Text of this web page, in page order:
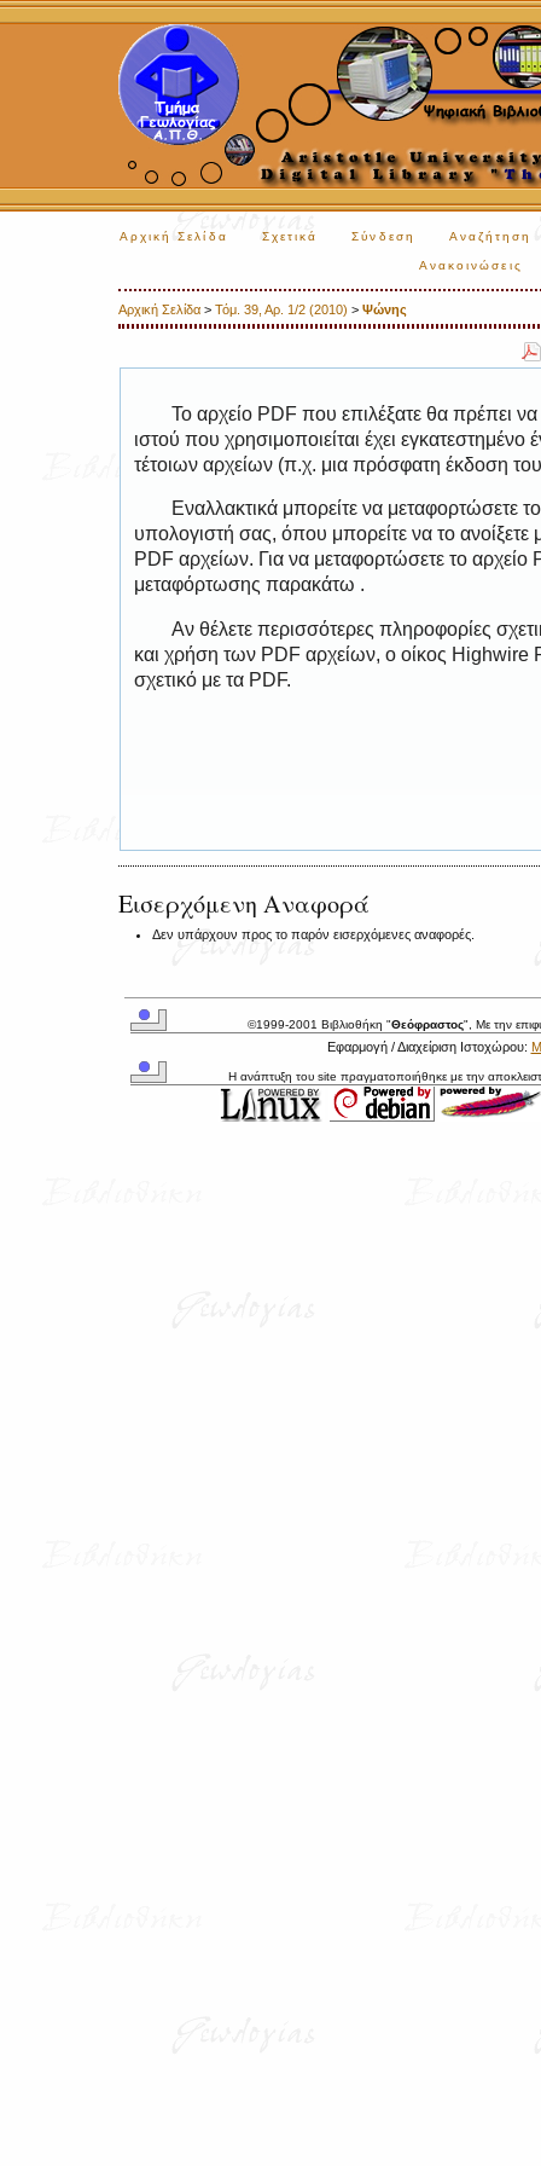
Αρχική Σελίδα Σχετικά Σύνδεση Αναζήτηση
Ανακοινώσεις
Αρχική Σελίδα > Τόμ. 39, Αρ. 1/2 (2010) > Ψώνης
Το αρχείο PDF που επιλέξατε θα πρέπει
ιστού που χρησιμοποιείται έχει
τέτοιων αρχείων (π.χ. μια πρόσφατη έκδοση
Εναλλακτικά μπορείτε να μεταφορτώσετε
υπολογιστή σας, όπου μπορείτε να το
PDF αρχείων. Για να μεταφορτώσετε το
μεταφόρτωσης παρακάτω .
Αν θέλετε περισσότερες πληροφορίες
και χρήση των PDF αρχείων, ο οίκος Highwire
σχετικό με τα PDF.
Εισερχόμενη Αναφορά
Δεν υπάρχουν προς το παρόν εισερχόμενες αναφορές.
©1999-2001 Βιβλιοθήκη "Θεόφραστος", Με την
Εφαρμογή / Διαχείριση Ιστοχώρου:
Η ανάπτυξη του site πραγματοποιήθηκε με την